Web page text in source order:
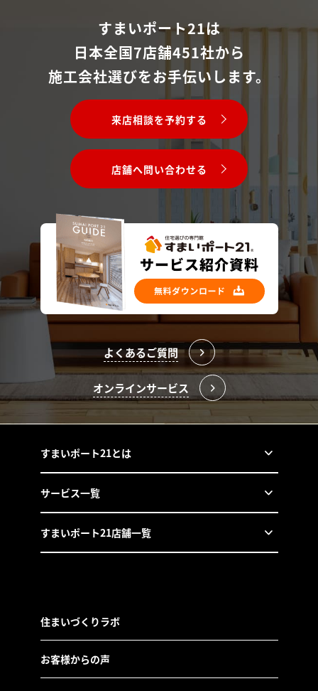
すまいポート21は
日本全国7店舗451社から
施工会社選びをお手伝いします。
来店相談を予約する
店舗へ問い合わせる
よくあるご質問
オンラインサービス
すまいポート21とは
サービス一覧
すまいポート21店舗一覧
住まいづくりラボ
お客様からの声